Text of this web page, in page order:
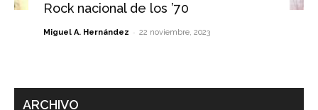
Rock nacional de los ’70
Miguel A. Hernández - 22 noviembre, 2023
ARCHIVO